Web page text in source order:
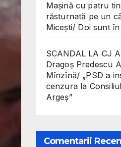
Mașină cu patru
răsturnată pe un
Micești/ Doi sunt
SCANDAL LA CJ
Dragoș Predescu
Mînzînă/ „PSD a
cenzura la
Argeș”
Comentarii